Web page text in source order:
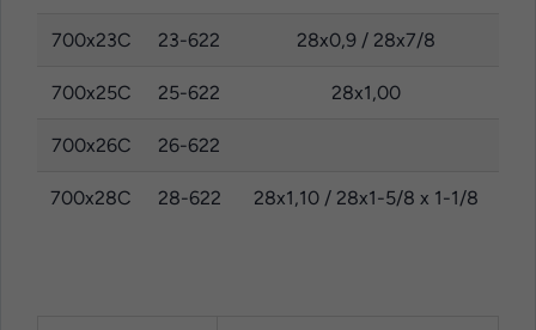
700x23C 23-622 28x0,9 / 28x7/8
700x25C 25-622 28x1,00
700x26C 26-622
700x28C 28-622 28x1,10 / 28x1-5/8 x 1-1/8